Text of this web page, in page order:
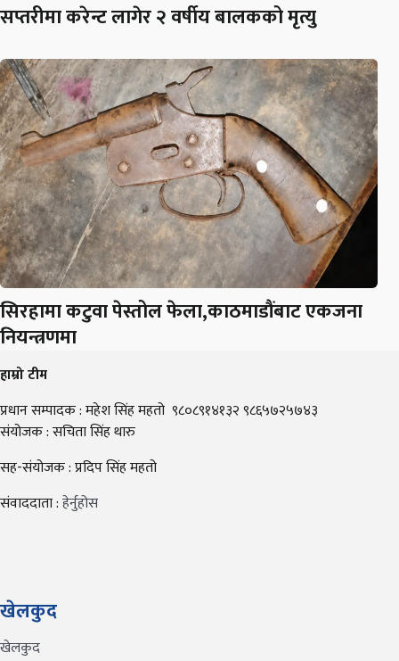
सप्तरीमा करेन्ट लागेर २ वर्षीय बालकको मृत्यु
सिरहामा कटुवा पेस्तोल फेला,काठमाडौंबाट एकजना
नियन्त्रणमा
हाम्रो टीम
प्रधान सम्पादक : महेश सिंह महतो ९८०८९१४१३२ ९८६५७२५७४३
संयोजक : सचिता सिंह थारु
सह-संयोजक : प्रदिप सिंह महतो
संवाददाता :हेर्नुहोस
खेलकुद
खेलकुद